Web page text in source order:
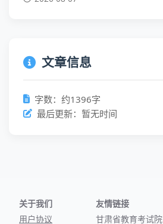
文章信息
字数：约1396字
最后更新：暂无时间
关于我们
用户协议
友情链接
甘肃省教育考试院